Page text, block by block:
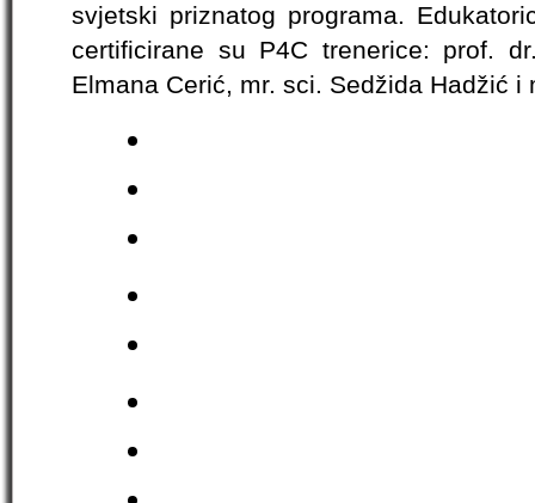
svjetski priznatog programa.
certificirane su P4C trenerice: prof.
Elmana Cerić, mr. sci. Sedžida Hadžić i